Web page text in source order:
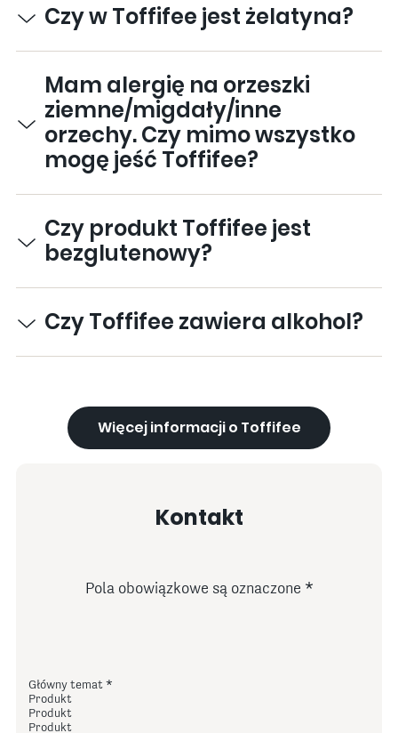
Czy w Toffifee jest żelatyna?
Mam alergię na orzeszki
ziemne/migdały/inne
orzechy. Czy mimo wszystko
mogę jeść Toffifee?
Czy produkt Toffifee jest
bezglutenowy?
Czy Toffifee zawiera alkohol?
Więcej informacji o Toffifee
Kontakt
Pola obowiązkowe są oznaczone
Główny temat
Produkt
Produkt
Produkt